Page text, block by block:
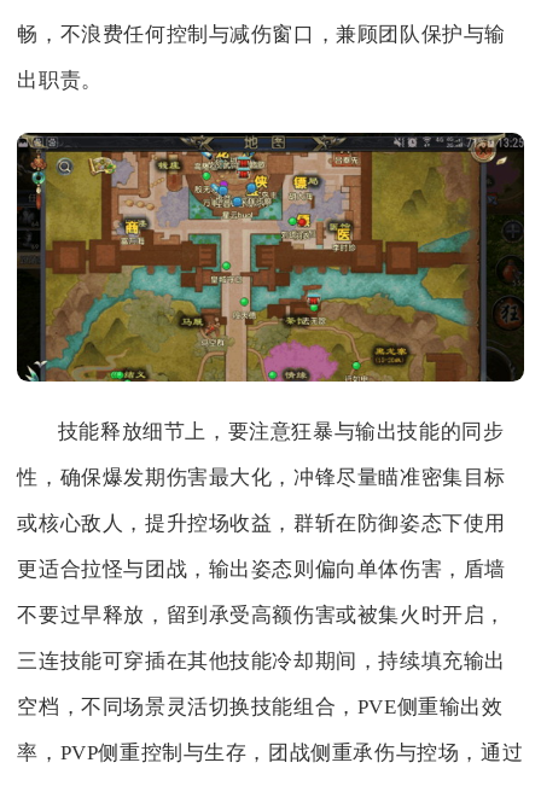
畅，不浪费任何控制与减伤窗口，兼顾团队保护与输
出职责。
技能释放细节上，要注意狂暴与输出技能的同步
性，确保爆发期伤害最大化，冲锋尽量瞄准密集目标
或核心敌人，提升控场收益，群斩在防御姿态下使用
更适合拉怪与团战，输出姿态则偏向单体伤害，盾墙
不要过早释放，留到承受高额伤害或被集火时开启，
三连技能可穿插在其他技能冷却期间，持续填充输出
空档，不同场景灵活切换技能组合，PVE侧重输出效
率，PVP侧重控制与生存，团战侧重承伤与控场，通过